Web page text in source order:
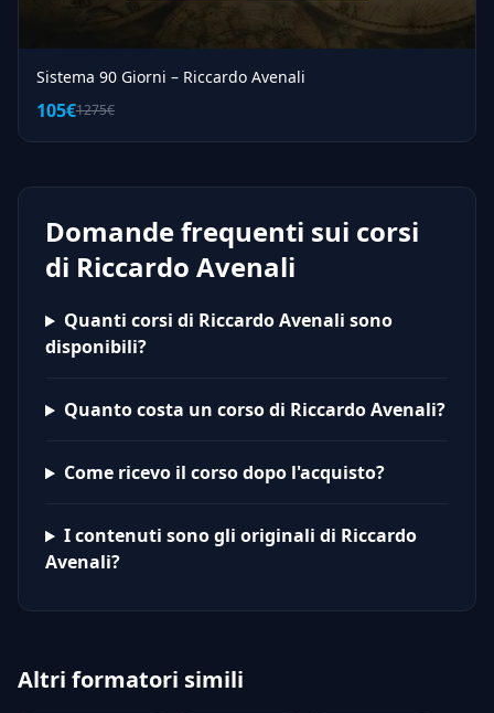
Sistema 90 Giorni – Riccardo Avenali
105€1275€
Domande frequenti sui corsi
di Riccardo Avenali
Quanti corsi di Riccardo Avenali sono
disponibili?
Quanto costa un corso di Riccardo Avenali?
Come ricevo il corso dopo l'acquisto?
I contenuti sono gli originali di Riccardo
Avenali?
Altri formatori simili